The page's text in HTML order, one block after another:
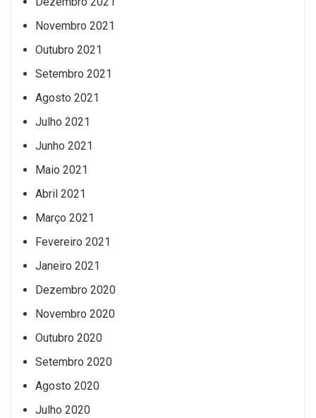
Novembro 2021
Outubro 2021
Setembro 2021
Agosto 2021
Julho 2021
Junho 2021
Maio 2021
Abril 2021
Março 2021
Fevereiro 2021
Janeiro 2021
Dezembro 2020
Novembro 2020
Outubro 2020
Setembro 2020
Agosto 2020
Julho 2020